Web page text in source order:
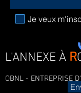
Je veux
L'ANNEXE À R
OBNL - ENTREPRISE